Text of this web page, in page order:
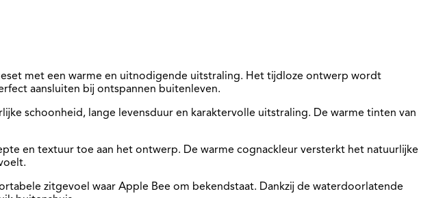
met een warme en uitnodigende uitstraling. Het tijdloze ontwerp wordt
aansluiten bij ontspannen buitenleven.
schoonheid, lange levensduur en karaktervolle uitstraling. De warme tinten van
en textuur toe aan het ontwerp. De warme cognackleur versterkt het natuurlijke
zitgevoel waar Apple Bee om bekendstaat. Dankzij de waterdoorlatende